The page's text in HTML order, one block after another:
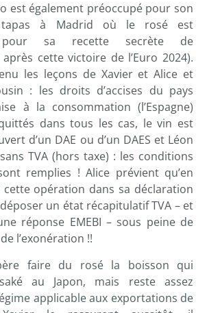
est également préoccupé pour son
tapas à Madrid où le rosé est
pour sa recette secrète de
cette victoire de l’Euro 2024).
les leçons de Xavier et Alice et
: les droits d’accises du pays
à la consommation (l’Espagne)
dans tous les cas, le vin est
d’un DAE ou d’un DAES et Léon
TVA (hors taxe) : les conditions
remplies ! Alice prévient qu’en
opération dans sa déclaration
un état récapitulatif TVA – et
réponse EMEBI – sous peine de
l’exonération !!
faire du rosé la boisson qui
au Japon, mais reste assez
applicable aux exportations de